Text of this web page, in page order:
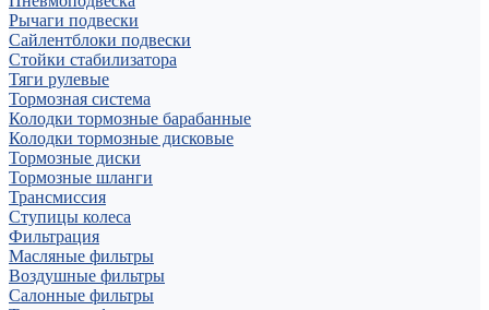
Рычаги подвески
Сайлентблоки подвески
Стойки стабилизатора
Тяги рулевые
Тормозная система
Колодки тормозные барабанные
Колодки тормозные дисковые
Тормозные диски
Тормозные шланги
Трансмиссия
Ступицы колеса
Фильтрация
Масляные фильтры
Воздушные фильтры
Салонные фильтры